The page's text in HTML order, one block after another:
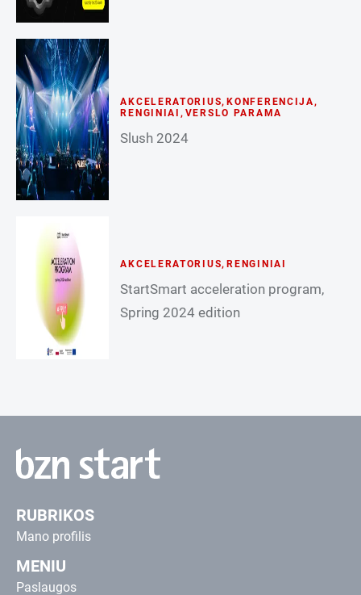
AKCELERATORIUS, KONFERENCIJA,
RENGINIAI , VERSLO PARAMA
Slush 2024
AKCELERATORIUS, RENGINIAI
StartSmart acceleration program,
Spring 2024 edition
RUBRIKOS
Mano profilis
MENIU
Paslaugos